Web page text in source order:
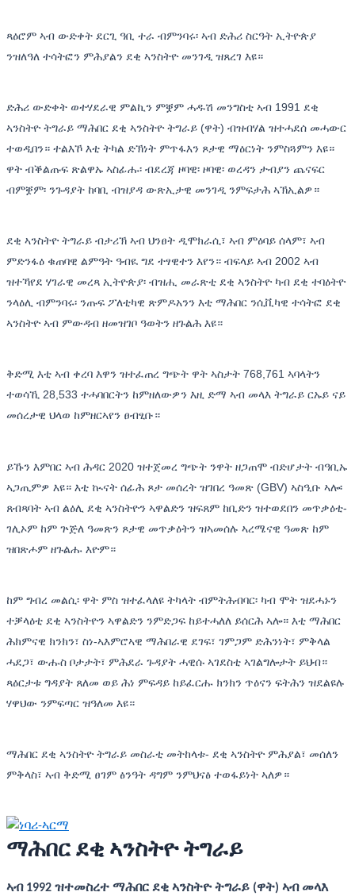
ጻዕሮም ኣብ ውድቀት ደርጊ ዓቢ ተራ ብምንባሩ፡ ኣብ ድሕሪ ስርዓት ኢትዮጵያ
ንዝለዓለ ተሳትፎን ምሕያልን ደቂ ኣንስትዮ መንገዲ ዝጸረገ እዩ።
ድሕሪ ውድቀት ወተሃደራዊ ምልኪን ምቛም ሓዱሽ መንግስቲ ኣብ 1991 ደቂ
ኣንስትዮ ትግራይ ማሕበር ደቂ ኣንስትዮ ትግራይ (ዋት) ብዝብሃል ዝተሓደሰ መሓውር
ተወዲበን። ተልእኾ እቲ ትካል ድኽነት ምጥፋእን ጾታዊ ማዕርነት ንምስጓምን እዩ።
ዋት ብቕልጡፍ ጽልዋኡ ኣስፊሑ፡ ብደረጃ ዞባዊ፡ ዞባዊ፡ ወረዳን ታብያን ጨናፍር
ብምቛም፡ ንጉዳያት ከባቢ ብዝያዳ ውጽኢታዊ መንገዲ ንምፍታሕ ኣኽኢልዎ።
ደቂ ኣንስትዮ ትግራይ ብታሪኽ ኣብ ህንፀት ዲሞክራሲ፣ ኣብ ምዕባይ ሰላም፣ ኣብ
ምድንፋዕ ቁጠባዊ ልምዓት ዓብዪ ግደ ተፃዊተን እየን። ብፍላይ ኣብ 2002 ኣብ
ዝተኻየደ ሃገራዊ መረጻ ኢትዮጵያ፡ ብዝሒ መራጽቲ ደቂ ኣንስትዮ ካብ ደቂ ተባዕትዮ
ንላዕሊ ብምንባሩ፡ ንጡፍ ፖለቲካዊ ጽምዶአንን እቲ ማሕበር ንሲቪካዊ ተሳትፎ ደቂ
ኣንስትዮ ኣብ ምውዳብ ዘመዝገቦ ዓወትን ዘጉልሕ እዩ።
ቅድሚ እቲ ኣብ ቀረባ እዋን ዝተፈጠረ ግጭት ዋት ኣስታት 768,761 ኣባላትን
ተወሳኺ 28,533 ተሓባበርትን ከምዘለውዎን እዚ ድማ ኣብ መላእ ትግራይ ርኡይ ናይ
መሰረታዊ ህላወ ከምዘርኣየን ፀብፂቡ።
ይኹን እምበር ኣብ ሕዳር 2020 ዝተጀመረ ግጭት ንዋት ዘጋጠሞ ብድሆታት ብዓቢኡ
ኣጋጢምዎ እዩ። እቲ ኲናት ሰፊሕ ጾታ መሰረት ዝገበረ ዓመጽ (GBV) ኣስዒቡ ኣሎ፡
ጸብጻባት ኣብ ልዕሊ ደቂ ኣንስትዮን ኣዋልድን ዝፍጸም ከቢድን ዝተወደበን መጥቃዕቲ-
ገሊኦም ከም ጕጅለ ዓመጽን ጾታዊ መጥቃዕትን ዝኣመሰሉ ኣረሜናዊ ዓመጽ ከም
ዝበጽሖም ዘጉልሑ እዮም።
ከም ግብረ መልሲ፡ ዋት ምስ ዝተፈላለዩ ትካላት ብምትሕብባር፡ ካብ ሞት ዝደሓኑን
ተቓላዕቲ ደቂ ኣንስትዮን ኣዋልድን ንምድጋፍ ከይተሓለለ ይሰርሕ ኣሎ። እቲ ማሕበር
ሕክምናዊ ክንክን፣ ስነ-ኣእምሮኣዊ ማሕበራዊ ደገፍ፣ ገምጋም ድሕንነት፣ ምቅላል
ሓደጋ፣ ውሑስ ቦታታት፣ ምሕደራ ጉዳያት ሓዊሱ ኣገደስቲ ኣገልግሎታት ይህብ።
ጻዕርታቱ ግዳያት ጸለመ ወይ ሕነ ምፍዳይ ከይፈርሑ ክንክን ጥዕናን ፍትሕን ዝደልዩሉ
ሃዋህው ንምፍጣር ዝዓለመ እዩ።
ማሕበር ደቂ ኣንስትዮ ትግራይ መስራቲ መትከላቱ- ደቂ ኣንስትዮ ምሕያል፣ መሰለን
ምቅላስ፣ ኣብ ቅድሚ ፀገም ፅንዓት ዳግም ንምህናፅ ተወፋይነት ኣለዎ።
ማሕበር ደቂ ኣንስትዮ ትግራይ
ኣብ 1992 ዝተመስረተ ማሕበር ደቂ ኣንስትዮ ትግራይ (ዋት) ኣብ መላእ